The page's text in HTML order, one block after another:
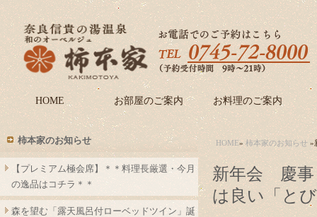
HOME お部屋のご案内 お料理のご案内
HOME»柿本家のお知らせ »
新年会 慶事
は良い「と
柿本家のお知らせ
【プレミアム極会席】＊＊料理長厳選・今月
の逸品はコチラ＊＊
森を望む「露天風呂付ローベッドツイン」誕